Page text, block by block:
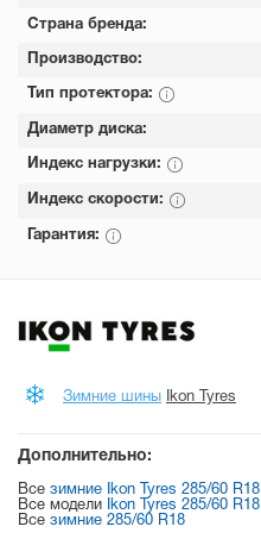
Страна бренда:
Производство:
Тип протектора:
Диаметр диска:
Индекс нагрузки:
Индекс скорости:
Гарантия:
Зимние шины Ikon Tyres
Дополнительно:
Все зимние Ikon Tyres 285/60 R18
Все модели
Ikon Tyres 285/60 R18
Все зимние 285/60 R18